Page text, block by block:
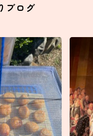
ブログ